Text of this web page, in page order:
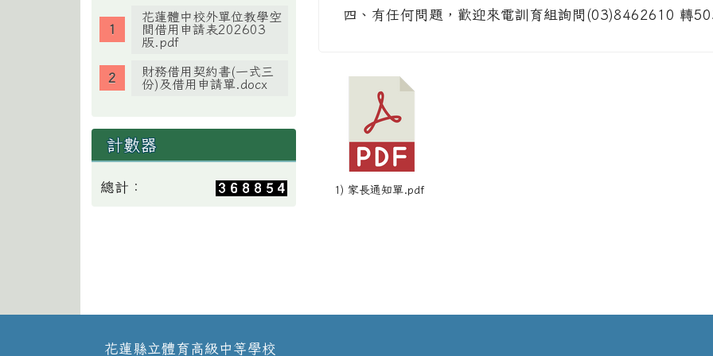
花蓮體中校外單位教學空
間借用申請表202603
版.pdf
財務借用契約書(一式三
份)及借用申請單.docx
計數器
總計：
四、有任何問題，歡迎來電訓育組詢問(03)8462610 轉
1) 家長通知單.pdf
花蓮縣立體育高級中等學校